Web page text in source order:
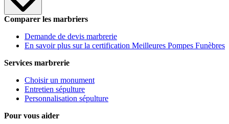
Comparer les marbriers
Demande de devis marbrerie
En savoir plus sur la certification Meilleures Pompes Funèbres
Services marbrerie
Choisir un monument
Entretien sépulture
Personnalisation sépulture
Pour vous aider